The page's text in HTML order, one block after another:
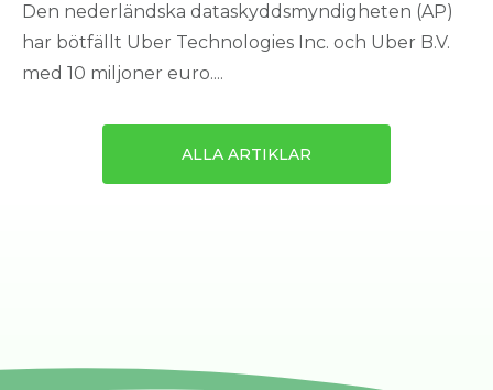
Den nederländska dataskyddsmyndigheten (AP)
har bötfällt Uber Technologies Inc. och Uber B.V.
med 10 miljoner euro....
ALLA ARTIKLAR